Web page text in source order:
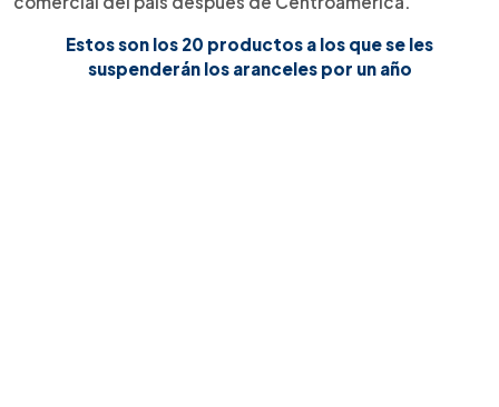
Estos son los 20 productos a los que se les
suspenderán los aranceles por un año